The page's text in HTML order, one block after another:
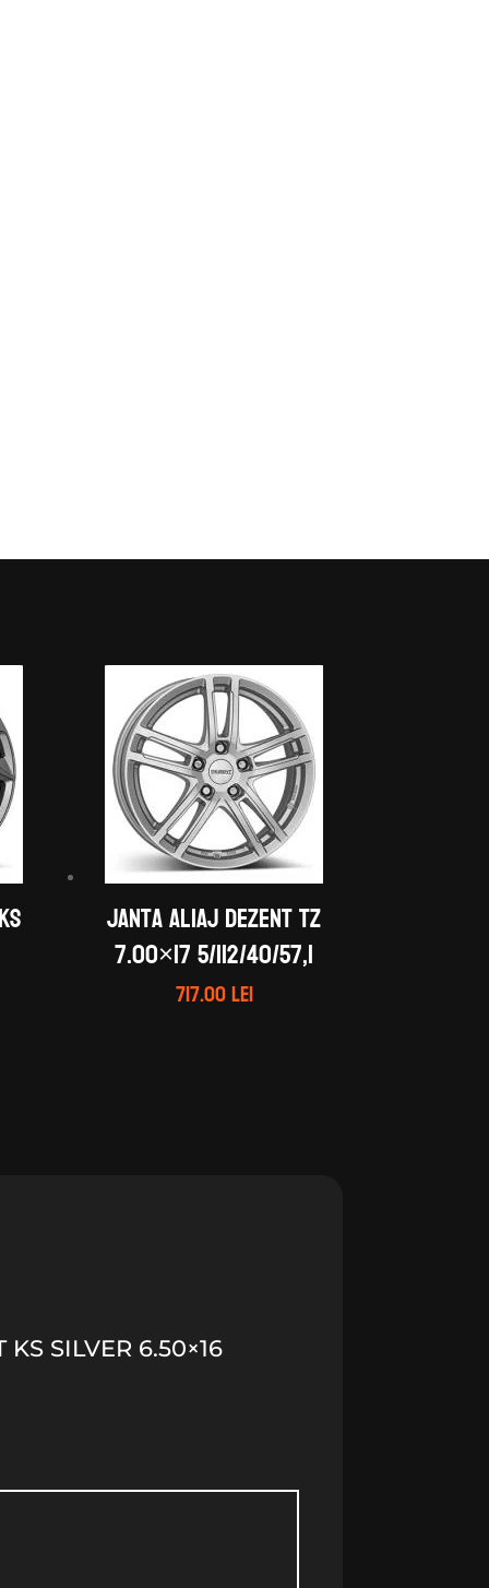
Janta aliaj DEZENT TZ
7.00×17 5/112/40/57,1
717.00lei
SILVER 6.50×16